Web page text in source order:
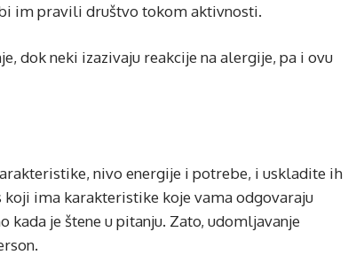
im pravili društvo tokom aktivnosti.
dok neki izazivaju reakcije na alergije, pa i ovu
nivo energije i potrebe, i uskladite ih
ima karakteristike koje vama odgovaraju
je štene u pitanju. Zato, udomljavanje